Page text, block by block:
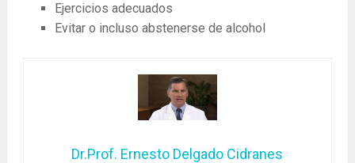
Ejercicios adecuados
Evitar o incluso abstenerse de alcohol
Dr.Prof. Ernesto Delgado Cidranes